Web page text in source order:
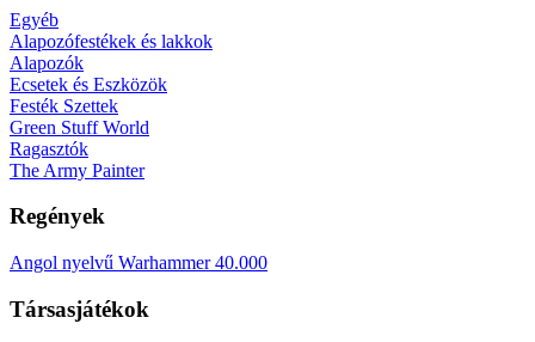
Egyéb
Alapozófestékek és lakkok
Alapozók
Ecsetek és Eszközök
Festék Szettek
Green Stuff World
Ragasztók
The Army Painter
Regények
Angol nyelvű Warhammer 40.000
Társasjátékok